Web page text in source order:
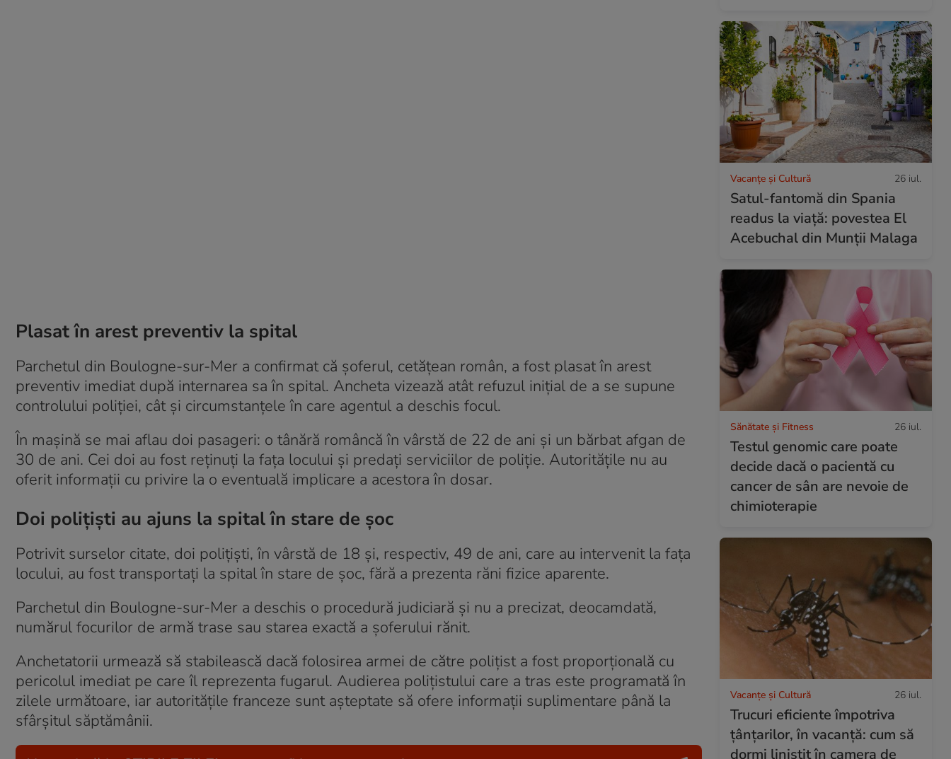
Plasat în arest preventiv la spital
Parchetul din Boulogne-sur-Mer a confirmat că șoferul, cetățean român, a fost plasat în arest
preventiv imediat după internarea sa în spital. Ancheta vizează atât refuzul inițial de a se supune
controlului poliției, cât și circumstanțele în care agentul a deschis focul.
În mașină se mai aflau doi pasageri: o tânără româncă în vârstă de 22 de ani și un bărbat afgan de
30 de ani. Cei doi au fost reținuți la fața locului și predați serviciilor de poliție. Autoritățile nu au
oferit informații cu privire la o eventuală implicare a acestora în dosar.
Doi polițiști au ajuns la spital în stare de șoc
Potrivit surselor citate, doi polițiști, în vârstă de 18 și, respectiv, 49 de ani, care au intervenit la fața
locului, au fost transportați la spital în stare de șoc, fără a prezenta răni fizice aparente.
Parchetul din Boulogne-sur-Mer a deschis o procedură judiciară și nu a precizat, deocamdată,
numărul focurilor de armă trase sau starea exactă a șoferului rănit.
Anchetatorii urmează să stabilească dacă folosirea armei de către polițist a fost proporțională cu
pericolul imediat pe care îl reprezenta fugarul. Audierea polițistului care a tras este programată în
zilele următoare, iar autoritățile franceze sunt așteptate să ofere informații suplimentare până la
sfârșitul săptămânii.
Vacanțe și Cultură 26 iul.
Satul-fantomă din Spania
readus la viață: povestea El
Acebuchal din Munții Malaga
Sănătate și Fitness 26 iul.
Testul genomic care poate
decide dacă o pacientă cu
cancer de sân are nevoie de
chimioterapie
Vacanțe și Cultură 26 iul.
Trucuri eficiente împotriva
țânțarilor, în vacanță: cum să
dormi liniștit în camera de